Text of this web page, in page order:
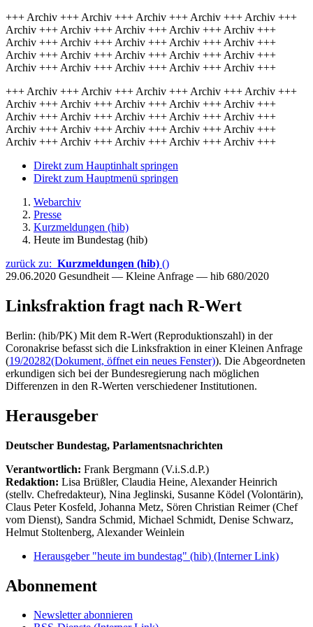
+++ Archiv +++ Archiv +++ Archiv +++ Archiv +++ Archiv +++
Archiv +++ Archiv +++ Archiv +++ Archiv +++ Archiv +++
Archiv +++ Archiv +++ Archiv +++ Archiv +++ Archiv +++
Archiv +++ Archiv +++ Archiv +++ Archiv +++ Archiv +++
Archiv +++ Archiv +++ Archiv +++ Archiv +++ Archiv +++
+++ Archiv +++ Archiv +++ Archiv +++ Archiv +++ Archiv +++
Archiv +++ Archiv +++ Archiv +++ Archiv +++ Archiv +++
Archiv +++ Archiv +++ Archiv +++ Archiv +++ Archiv +++
Archiv +++ Archiv +++ Archiv +++ Archiv +++ Archiv +++
Archiv +++ Archiv +++ Archiv +++ Archiv +++ Archiv +++
Direkt zum Hauptinhalt springen
Direkt zum Hauptmenü springen
Webarchiv
Presse
Kurzmeldungen (hib)
Heute im Bundestag (hib)
zurück zu: Kurzmeldungen (hib) ()
29.06.2020 Gesundheit — Kleine Anfrage — hib 680/2020
Linksfraktion fragt nach R-Wert
Berlin: (hib/PK) Mit dem R-Wert (Reproduktionszahl) in der
Coronakrise befasst sich die Linksfraktion in einer Kleinen Anfrage
(19/20282(Dokument, öffnet ein neues Fenster)). Die Abgeordneten
erkundigen sich bei der Bundesregierung nach möglichen
Differenzen in den R-Werten verschiedener Institutionen.
Herausgeber
Deutscher Bundestag, Parlamentsnachrichten
Verantwortlich: Frank Bergmann (V.i.S.d.P.)
Redaktion: Lisa Brüßler, Claudia Heine, Alexander Heinrich
(stellv. Chefredakteur), Nina Jeglinski, Susanne Ködel (Volontärin),
Claus Peter Kosfeld, Johanna Metz, Sören Christian Reimer (Chef
vom Dienst), Sandra Schmid, Michael Schmidt, Denise Schwarz,
Helmut Stoltenberg, Alexander Weinlein
Herausgeber "heute im bundestag" (hib) (Interner Link)
Abonnement
Newsletter abonnieren